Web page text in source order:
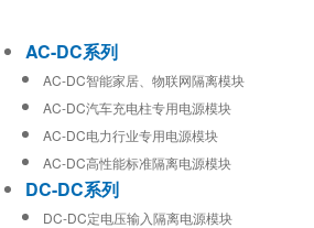
AC-DC系列
AC-DC智能家居、物联网隔离模块
AC-DC汽车充电柱专用电源模块
AC-DC电力行业专用电源模块
AC-DC高性能标准隔离电源模块
DC-DC系列
DC-DC定电压输入隔离电源模块